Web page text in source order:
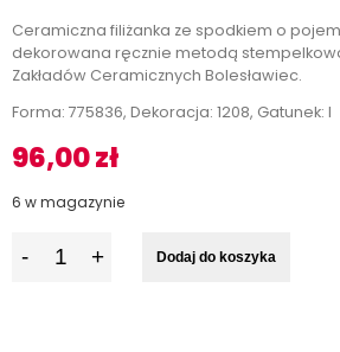
Ceramiczna filiżanka ze spodkiem o
dekorowana ręcznie metodą
Zakładów Ceramicznych Bolesławiec.
Forma: 775836, Dekoracja: 1208, Gatunek: I
96,00zł
6 w magazynie
Dodaj do koszyka